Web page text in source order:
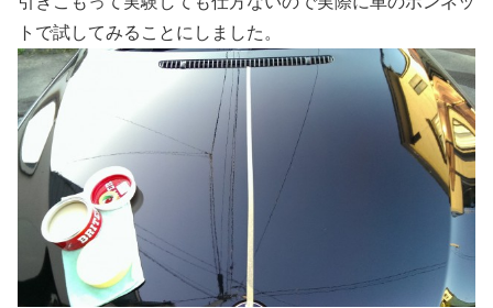
トで試してみることにしました。